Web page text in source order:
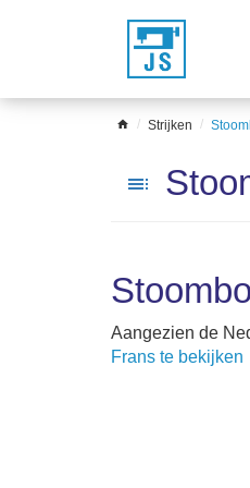
home Strijken
toc
Aangezien de
Frans te bekijken